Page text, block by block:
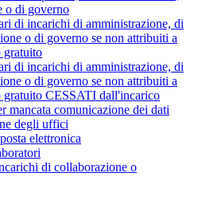
o di governo
di incarichi di amministrazione, di
o di governo se non attribuiti a
gratuito
di incarichi di amministrazione, di
o di governo se non attribuiti a
gratuito CESSATI dall'incarico
mancata comunicazione dei dati
degli uffici
elettronica
di collaborazione o